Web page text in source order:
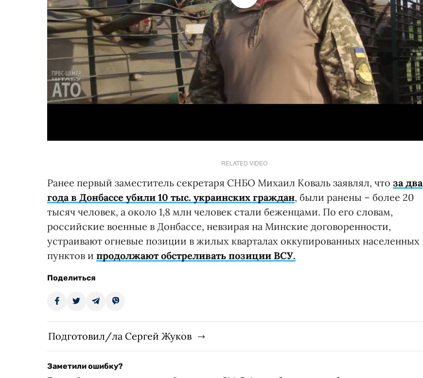
RELATED VIDEO
Ранее первый заместитель секретаря СНБО Михаил Коваль заявлял, что за два
года в Донбассе убили 10 тыс. украинских граждан, были ранены – более 20
тысяч человек, а около 1,8 млн человек стали беженцами. По его словам,
российские военные в Донбассе, невзирая на Минские договоренности,
устраивают огневые позиции в жилых кварталах оккупированных населенных
пунктов и продолжают обстреливать позиции ВСУ.
Поделиться
Подготовил/ла Сергей Жуков
Заметили ошибку?